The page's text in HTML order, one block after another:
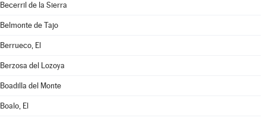
Becerril de la Sierra
Belmonte de Tajo
Berrueco, El
Berzosa del Lozoya
Boadilla del Monte
Boalo, El